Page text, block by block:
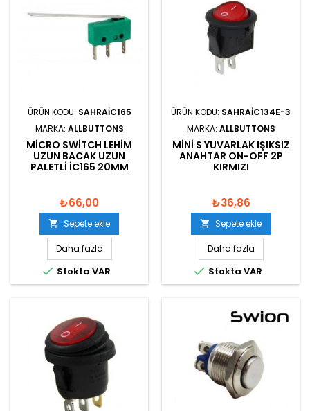
ÜRÜN KODU: SAHRAIC165
MARKA: ALLBUTTONS
MICRO SWITCH LEHIM
UZUN BACAK UZUN
PALETLI IC165 20MM
₺66,00
 Sepete ekle
Daha fazla
 Stokta VAR
ÜRÜN KODU: SAHRAIC134E-3
MARKA: ALLBUTTONS
MINI S YUVARLAK IŞIKSIZ
ANAHTAR ON-OFF 2P
KIRMIZI
₺36,86
 Sepete ekle
Daha fazla
 Stokta VAR